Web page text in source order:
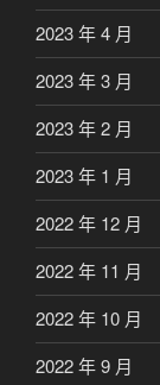
2023 年 4 月
2023 年 3 月
2023 年 2 月
2023 年 1 月
2022 年 12 月
2022 年 11 月
2022 年 10 月
2022 年 9 月